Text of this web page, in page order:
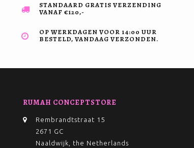
STANDAARD GRATIS VERZENDING
VANAF €120,-
OP WERKDAGEN VOOR 14:00 UUR
BESTELD, VANDAAG VERZONDEN.
RUMAH CONCEPTSTORE
Rembrandtstraat 15
2671 GC
Naaldwijk, the Netherlands